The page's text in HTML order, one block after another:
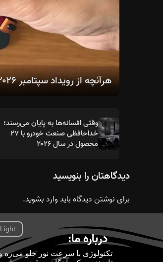
هرآنچه از رویداد سپتامبر ۲۰۲۶ اپل انتظار می‌رود؛ از سری آیفون ۱۸ تا اولین آیفون تاشو
وقتی افسانه‌ها به پایان می‌رسند؛
خداحافظی صنعت خودرو با ۲۷
محصول در سال ۲۰۲۶
دیدگاهتان را بنویسید
برای نوشتن دیدگاه بایدوارد بشوید.
Light
درباره ما: